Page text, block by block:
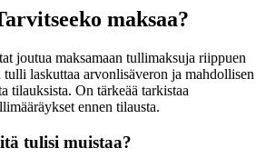
maksaa?
joutua maksamaan tullimaksuja riippuen
tulli laskuttaa arvonlisäveron ja mahdollisen
tilauksista. On tärkeää tarkistaa
ennen tilausta.
tulisi muistaa?